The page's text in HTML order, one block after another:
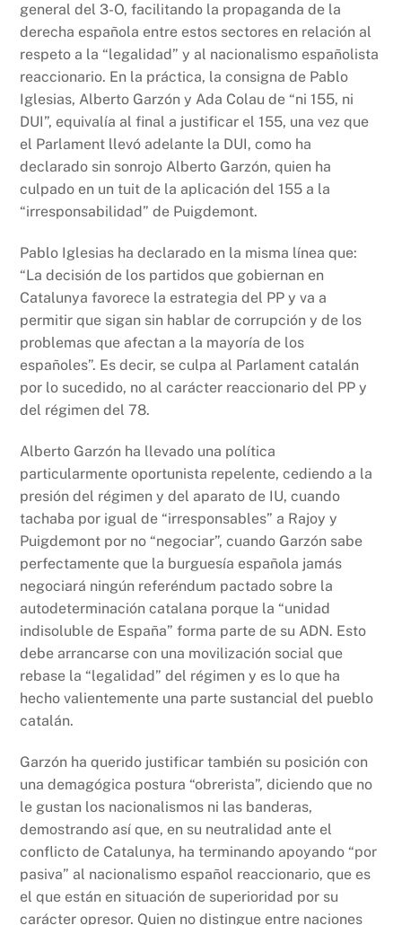
general del 3-O, facilitando la propaganda de la
derecha española entre estos sectores en relación al
respeto a la “legalidad” y al nacionalismo españolista
reaccionario. En la práctica, la consigna de Pablo
Iglesias, Alberto Garzón y Ada Colau de “ni 155, ni
DUI”, equivalía al final a justificar el 155, una vez que
el Parlament llevó adelante la DUI, como ha
declarado sin sonrojo Alberto Garzón, quien ha
culpado en un tuit de la aplicación del 155 a la
“irresponsabilidad” de Puigdemont.
Pablo Iglesias ha declarado en la misma línea que:
“La decisión de los partidos que gobiernan en
Catalunya favorece la estrategia del PP y va a
permitir que sigan sin hablar de corrupción y de los
problemas que afectan a la mayoría de los
españoles”. Es decir, se culpa al Parlament catalán
por lo sucedido, no al carácter reaccionario del PP y
del régimen del 78.
Alberto Garzón ha llevado una política
particularmente oportunista repelente, cediendo a la
presión del régimen y del aparato de IU, cuando
tachaba por igual de “irresponsables” a Rajoy y
Puigdemont por no “negociar”, cuando Garzón sabe
perfectamente que la burguesía española jamás
negociará ningún referéndum pactado sobre la
autodeterminación catalana porque la “unidad
indisoluble de España” forma parte de su ADN. Esto
debe arrancarse con una movilización social que
rebase la “legalidad” del régimen y es lo que ha
hecho valientemente una parte sustancial del pueblo
catalán.
Garzón ha querido justificar también su posición con
una demagógica postura “obrerista”, diciendo que no
le gustan los nacionalismos ni las banderas,
demostrando así que, en su neutralidad ante el
conflicto de Catalunya, ha terminando apoyando “por
pasiva” al nacionalismo español reaccionario, que es
el que están en situación de superioridad por su
carácter opresor. Quien no distingue entre naciones